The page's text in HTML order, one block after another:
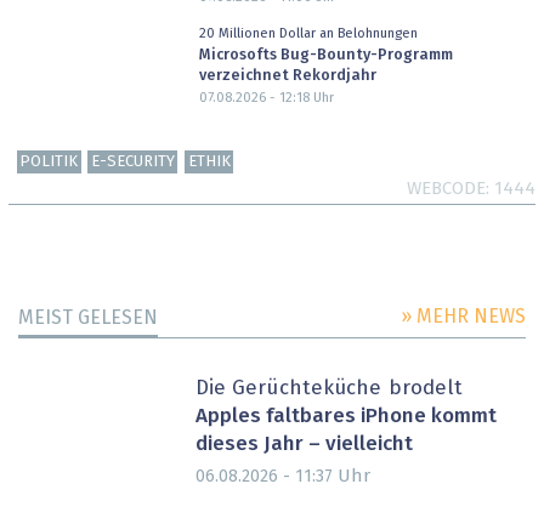
20 Millionen Dollar an Belohnungen
Microsofts Bug-Bounty-Programm
verzeichnet Rekordjahr
07.08.2026 - 12:18Uhr
POLITIK E-SECURITY ETHIK
WEBCODE 1444
MEIST GELESEN » MEHR NEWS
Die Gerüchteküche brodelt
Apples faltbares iPhone kommt
dieses Jahr – vielleicht
06.08.2026 - 11:37 Uhr